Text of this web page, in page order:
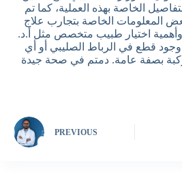
الخاصة بهذه العملية، كما تم
المعلومات الخاصة بتجارب علاج
وأهمية اختيار طبيب متخصص مثل أ.د.
قطع في الرباط الصليبي أو أي
PREVIOUS